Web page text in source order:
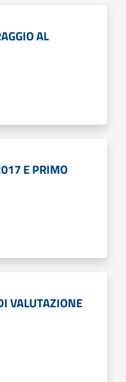
AL
E PRIMO
VALUTAZIONE